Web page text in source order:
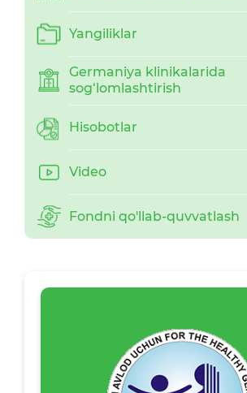
Yangiliklar
Germaniya klinikalarida
sog‘lomlashtirish
Hisobotlar
Video
Fondni qo'llab-quvvatlash